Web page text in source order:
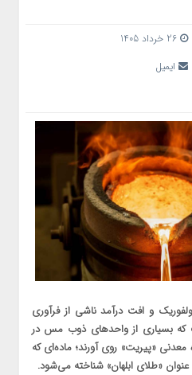
26 خرداد 1405
ایمیل
و افت درآمد ناشی از فرآوری
بسیاری از واحدهای ذوب مس در
«پیریت» روی آورند؛ ماده‌ای که
«طلای ابلهان» شناخته می‌شود.